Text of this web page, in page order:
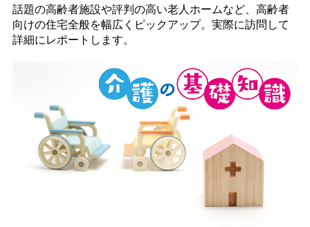
話題の高齢者施設や評判の高い老人ホームなど、高齢者
向けの住宅全般を幅広くピックアップ。実際に訪問して
詳細にレポートします。